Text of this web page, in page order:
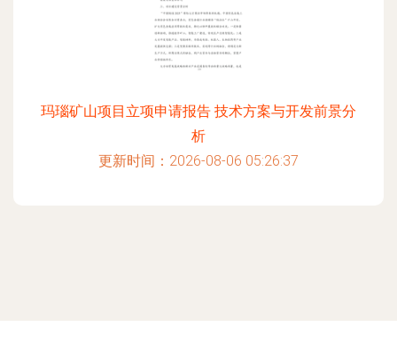
玛瑙矿山项目立项申请报告 技术方案与开发前景分
析
更新时间：2026-08-06 05:26:37